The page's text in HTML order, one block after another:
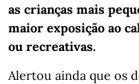
as crianças mais
maior exposição ao
ou recreativas.
Alertou ainda que os